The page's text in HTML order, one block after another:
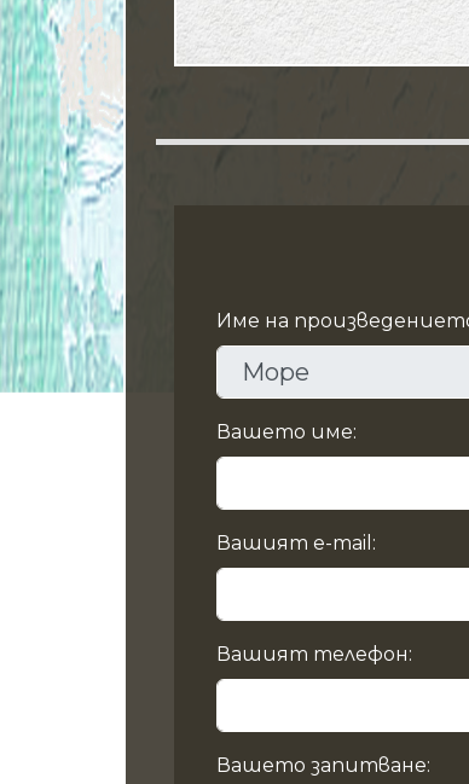
Име на
Вашето име:
Вашият e-mail:
Вашият телефон:
Вашето запитване: